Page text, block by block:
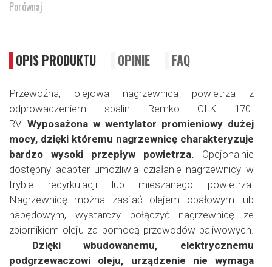
Porównaj
OPIS PRODUKTU OPINIE FAQ
Przewoźna, olejowa nagrzewnica powietrza z
odprowadzeniem spalin Remko CLK 170-
RV. Wyposażona w wentylator promieniowy dużej
mocy, dzięki któremu nagrzewnicę charakteryzuje
bardzo wysoki przepływ powietrza. Opcjonalnie
dostępny adapter umożliwia działanie nagrzewnicy w
trybie recyrkulacji lub mieszanego powietrza.
Nagrzewnicę można zasilać olejem opałowym lub
napędowym, wystarczy połączyć nagrzewnicę ze
zbiornikiem oleju za pomocą przewodów paliwowych.
Dzięki wbudowanemu, elektrycznemu
podgrzewaczowi oleju, urządzenie nie wymaga